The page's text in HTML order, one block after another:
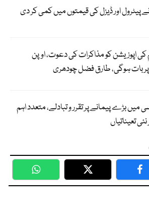
اور ڈیزل کی قیمتوں میں کمی کر دی
کی اپوزیشن کو مذاکرات کی دعوت، اوپن
بات ہوگی، طارق فضل چودھری
میں بڑے پیمانے پر تقرر و تبادلے، متعدد اہم
تعیناتیاں
WhatsApp Twitter